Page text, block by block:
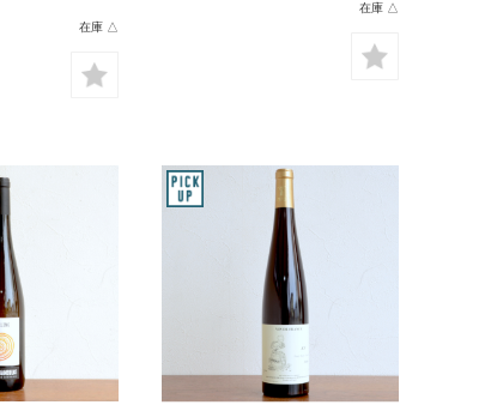
在庫 △
在庫 △